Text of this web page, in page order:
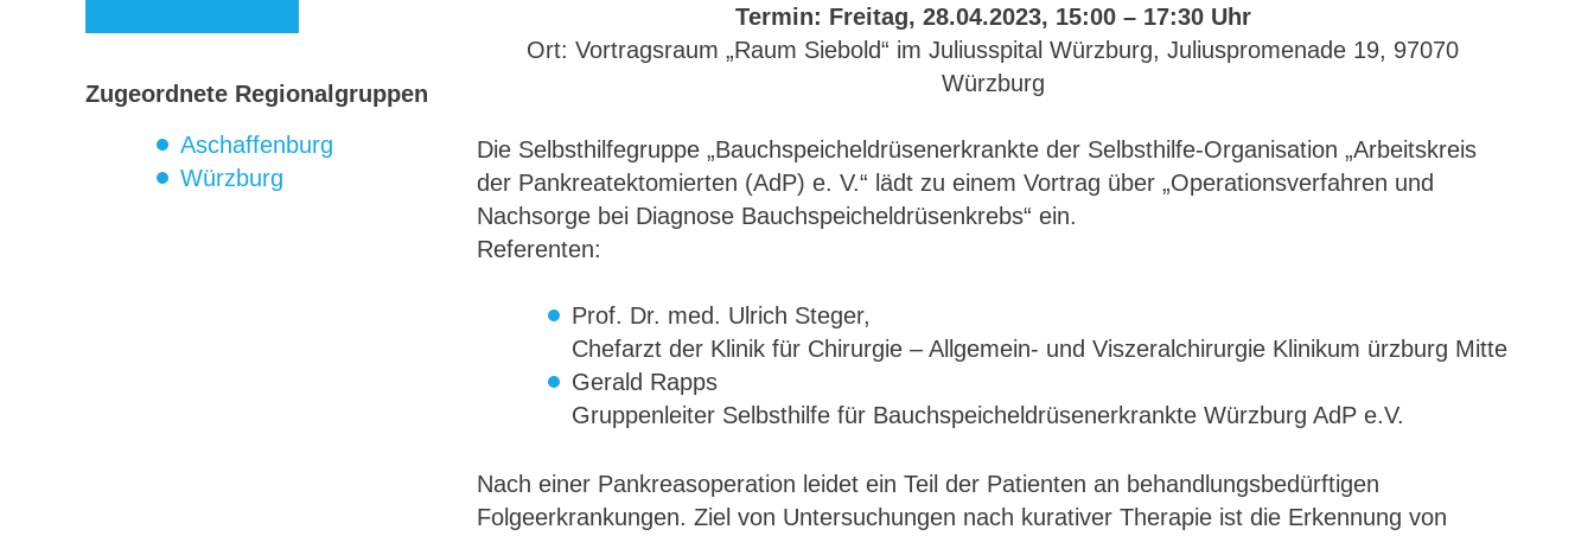
Zugeordnete Regionalgruppen
Aschaffenburg
Würzburg
Termin: Freitag, 28.04.2023, 15:00 – 17:30 Uhr
Ort: Vortragsraum „Raum Siebold“ im Juliusspital Würzburg, Juliuspromenade 19, 97070
Würzburg
Die Selbsthilfegruppe „Bauchspeicheldrüsenerkrankte der Selbsthilfe-Organisation „Arbeitskreis
der Pankreatektomierten (AdP) e. V.“ lädt zu einem Vortrag über „Operationsverfahren und
Nachsorge bei Diagnose Bauchspeicheldrüsenkrebs“ ein.
Referenten:
Prof. Dr. med. Ulrich Steger,
Chefarzt der Klinik für Chirurgie – Allgemein- und Viszeralchirurgie Klinikum ürzburg Mitte
Gerald Rapps
Gruppenleiter Selbsthilfe für Bauchspeicheldrüsenerkrankte Würzburg AdP e.V.
Nach einer Pankreasoperation leidet ein Teil der Patienten an behandlungsbedürftigen
Folgeerkrankungen. Ziel von Untersuchungen nach kurativer Therapie ist die Erkennung von